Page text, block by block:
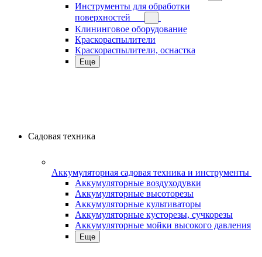
Инструменты для обработки
поверхностей
Клининговое оборудование
Краскораспылители
Краскораспылители, оснастка
Еще
Садовая техника
Аккумуляторная садовая техника и инструменты
Аккумуляторные воздуходувки
Аккумуляторные высоторезы
Аккумуляторные культиваторы
Аккумуляторные кусторезы, сучкорезы
Аккумуляторные мойки высокого давления
Еще